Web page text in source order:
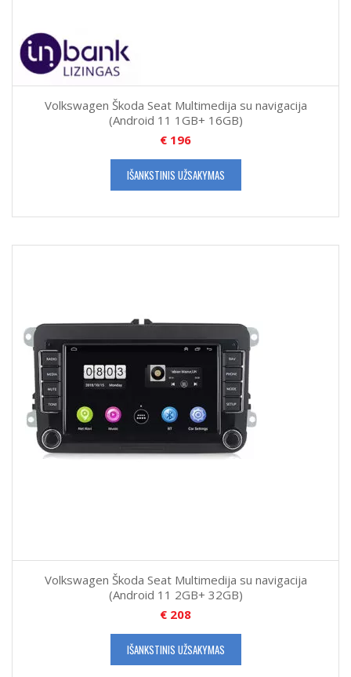
Volkswagen Škoda Seat Multimedija su navigacija
(Android 11 1GB+ 16GB)
€ 196
IŠANKSTINIS UŽSAKYMAS
Volkswagen Škoda Seat Multimedija su navigacija
(Android 11 2GB+ 32GB)
€ 208
IŠANKSTINIS UŽSAKYMAS